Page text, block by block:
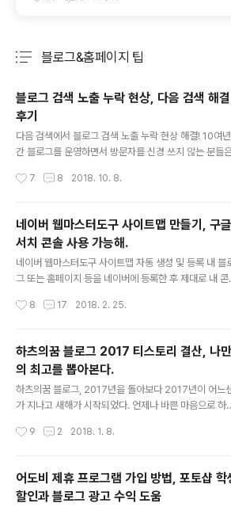
블로그&홈페이지 팁
블로그 검색 노출 누락 현상, 다음 검색 해결
후기
다음 검색에서 블로그 검색 노출 누락 현상 해결! 10여년
간 블로그를 운영하면서 방문자를 신경 쓰지 않는 분들
반가운 것은 사실이다. 티스토리 방문자의 경우 구글 애드
보 효과를 가늠하기 때문에 더욱 신경이 쓰인다. 얼마전부
터 블로그 방문자가 조금 줄어들었다는 생각이 들어서 확
인해보니 다음(Daum.net)에서의 방문자 유입이 사라졌
다는 것을 알았다. 네이버에 비해 다음 검색 유입이 매우
아서 놓치고 있었다. 블로그 검색 노출 누락 현상 확인 필
자 분석을 해 오고 있다. '구글 애널리틱스'는 방문자 유형,
7 8 2018. 10. 8.
네이버 웹마스터도구 사이트맵 만들기, 구글
서치 콘솔 사용 가능해.
네이버 웹마스터도구 사이트맵 자동 생성 및 등록 내 블
그 또는 홈페이지 등을 네이버에 등록한 후 제대로 내 콘
(바로가기)'에 들어가보면 다른 것은 대부분 쉽게 처리가
일이다. 네이버, 다음, 구글 등의 검색엔진 들은 수많은 링
크를 타고 다니면서 페이지를 수집하지만 어딘가에 노출
지 않은 페이지는 알 수 없기 때문에 수집을 할 수 없고,
국 검색 결과에 노출되지 않는다. 웹사이트에 사이트맵
하는 페이지를 모두 검색엔진이 가져갈 수 있도록 할 수 있
8 17 2018. 2. 25.
하츠의꿈 블로그 2017 티스토리 결산, 나만
의 최고를 뽑아본다.
하츠의꿈 블로그, 2017년을 돌아보다 2017년이 어느
가 지나고 새해가 시작되었다. 언제나 바쁜 마음으로 하
하였다. 나의 분신이라 생각하는 하츠의꿈 블로그(바로가
이런 마음을 알았는지 티스토리가 내 블로그를 결산해 주
어 지난 한해를 돌아볼 수 있었다. 2017년 하츠의꿈 블
그 결산 바로가기 → 2017년 하츠의꿈 블로그를 티스토
9 2 2018. 1. 8.
어도비 제휴 프로그램 가입 방법, 포토샵 학
할인과 블로그 광고 수익 도움